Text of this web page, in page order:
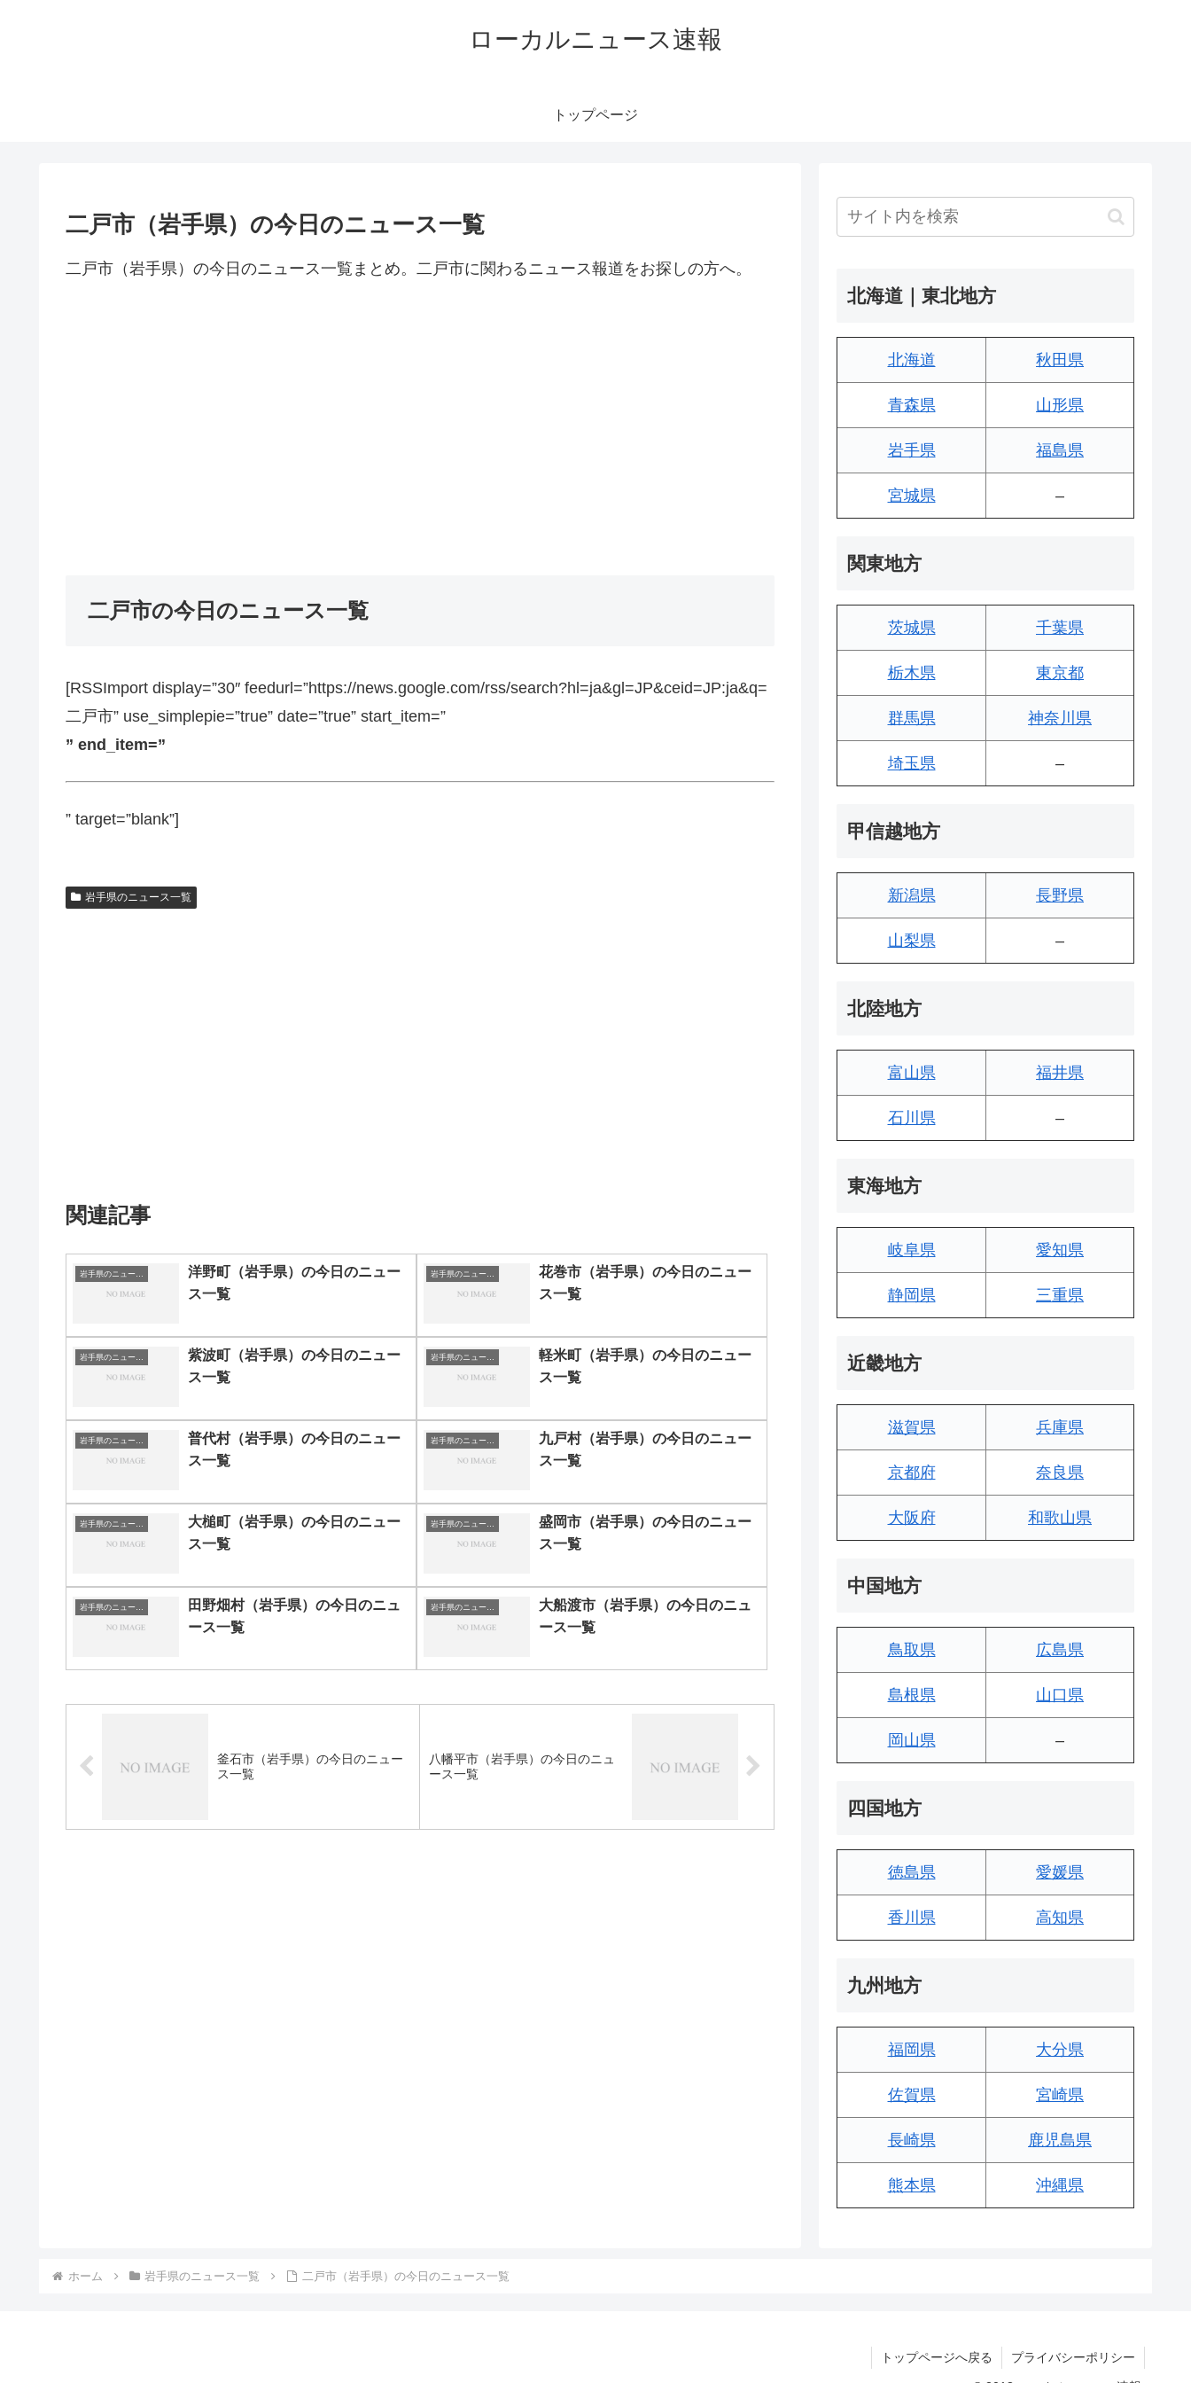
ローカルニュース速報
トップページ
二戸市（岩手県）の今日のニュース一覧
二戸市（岩手県）の今日のニュース一覧まとめ。二戸市に関わるニュース報道をお探しの方へ。
二戸市の今日のニュース一覧
[RSSImport display=”30″ feedurl=”https://news.google.com/rss/search?hl=ja&gl=JP&ceid=JP:ja&q=
二戸市” use_simplepie=”true” date=”true” start_item=”
” end_item=”
” target=”blank”]
岩手県のニュース一覧
関連記事
岩手県のニュース一覧
洋野町（岩手県）の今日のニュー
ス一覧
岩手県のニュース一覧
花巻市（岩手県）の今日のニュー
ス一覧
岩手県のニュース一覧
紫波町（岩手県）の今日のニュー
ス一覧
岩手県のニュース一覧
軽米町（岩手県）の今日のニュー
ス一覧
岩手県のニュース一覧
普代村（岩手県）の今日のニュー
ス一覧
岩手県のニュース一覧
九戸村（岩手県）の今日のニュー
ス一覧
岩手県のニュース一覧
大槌町（岩手県）の今日のニュー
ス一覧
岩手県のニュース一覧
盛岡市（岩手県）の今日のニュー
ス一覧
岩手県のニュース一覧
田野畑村（岩手県）の今日のニュ
ース一覧
岩手県のニュース一覧
大船渡市（岩手県）の今日のニュ
ース一覧
釜石市（岩手県）の今日のニュー
ス一覧
八幡平市（岩手県）の今日のニュ
ース一覧
北海道｜東北地方
北海道 秋田県
青森県 山形県
岩手県 福島県
宮城県 –
関東地方
茨城県 千葉県
栃木県 東京都
群馬県 神奈川県
埼玉県 –
甲信越地方
新潟県 長野県
山梨県 –
北陸地方
富山県 福井県
石川県 –
東海地方
岐阜県 愛知県
静岡県 三重県
近畿地方
滋賀県 兵庫県
京都府 奈良県
大阪府 和歌山県
中国地方
鳥取県 広島県
島根県 山口県
岡山県 –
四国地方
徳島県 愛媛県
香川県 高知県
九州地方
福岡県 大分県
佐賀県 宮崎県
長崎県 鹿児島県
熊本県 沖縄県
ホーム 岩手県のニュース一覧 二戸市（岩手県）の今日のニュース一覧
トップページへ戻る プライバシーポリシー